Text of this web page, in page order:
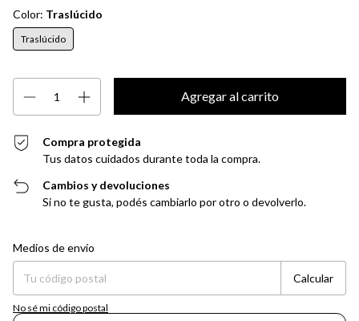
Color: Traslúcido
Traslúcido
Compra protegida
Tus datos cuidados durante toda la compra.
Cambios y devoluciones
Si no te gusta, podés cambiarlo por otro o devolverlo.
Entregas para el CP:
Medios de envío
Calcular
No sé mi código postal